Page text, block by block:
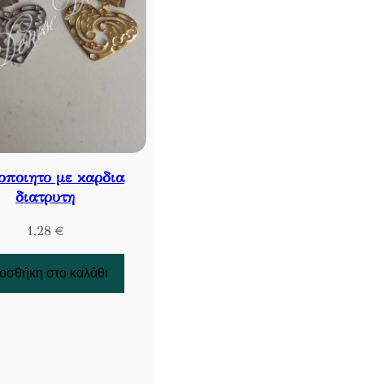
με καρδια
διατρυτη
1,28 €
στο καλάθι